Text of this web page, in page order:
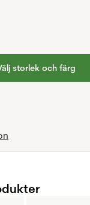
storlek och färg